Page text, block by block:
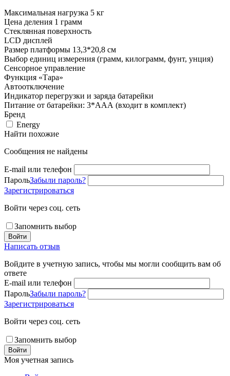
Максимальная нагрузка 5 кг
Цена деления 1 грамм
Стеклянная поверхность
LСD дисплей
Размер платформы 13,3*20,8 см
Выбор единиц измерения (грамм, килограмм, фунт, унция)
Сенсорное управление
Функция «Тара»
Автоотключение
Индикатор перегрузки и заряда батарейки
Питание от батарейки: 3*ААА (входит в комплект)
Бренд
Energy
Найти похожие
Сообщения не найдены
E-mail или телефон
ПарольЗабыли пароль?
Зарегистрироваться
Войти через соц. сеть
Запомнить выбор
Войти
Написать отзыв
Войдите в учетную запись, чтобы мы могли сообщить вам об
ответе
E-mail или телефон
ПарольЗабыли пароль?
Зарегистрироваться
Войти через соц. сеть
Запомнить выбор
Войти
Моя учетная запись